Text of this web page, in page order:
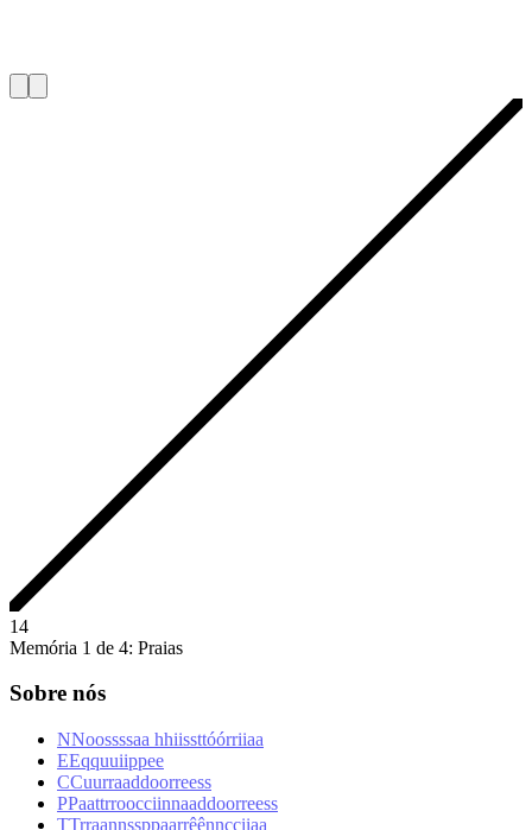
14
Memória 1 de 4: Praias
Sobre nós
NNoossssaa hhiissttóórriiaa
EEqquuiippee
CCuurraaddoorreess
PPaattrroocciinnaaddoorreess
TTrraannssppaarrêênncciiaa